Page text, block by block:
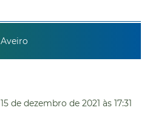
Aveiro
15 de dezembro de 2021 às 17:31